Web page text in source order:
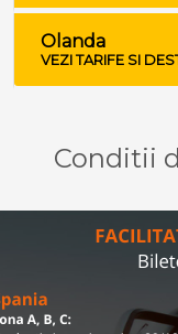
Olanda
VEZI TARIFE SI
Conditii